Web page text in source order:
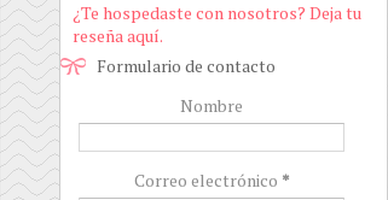
¿Te hospedaste con nosotros? Deja tu
reseña aquí.
Formulario de contacto
Nombre
Correo electrónico *